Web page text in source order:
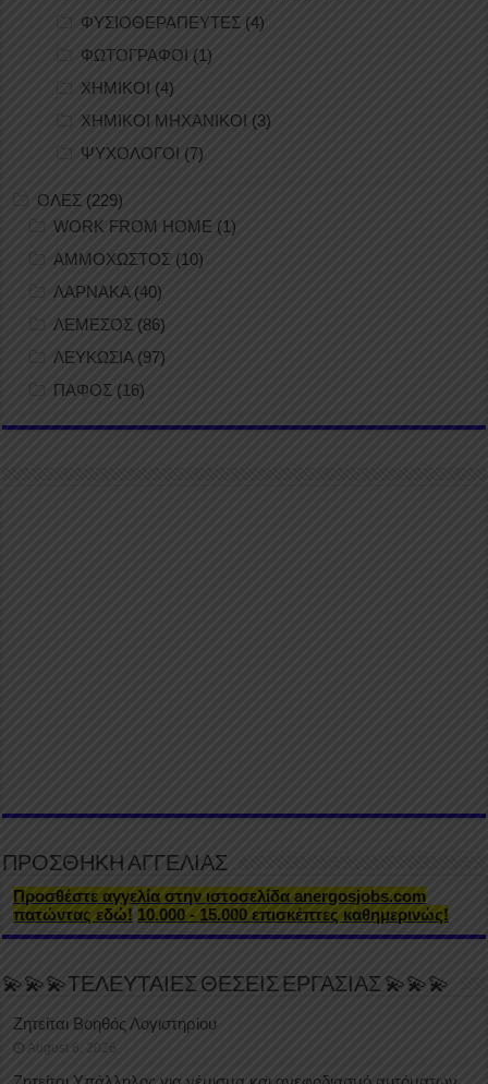
ΦΥΣΙΟΘΕΡΑΠΕΥΤΕΣ (4)
ΦΩΤΟΓΡΑΦΟΙ (1)
ΧΗΜΙΚΟΙ (4)
ΧΗΜΙΚΟΙ ΜΗΧΑΝΙΚΟΙ (3)
ΨΥΧΟΛΟΓΟΙ (7)
ΟΛΕΣ (229)
WORK FROM HOME (1)
ΑΜΜΟΧΩΣΤΟΣ (10)
ΛΑΡΝΑΚΑ(40)
ΛΕΜΕΣΟΣ (86)
ΛΕΥΚΩΣΙΑ(97)
ΠΑΦΟΣ (16)
ΠΡΟΣΘΗΚΗ ΑΓΓΕΛΙΑΣ
Προσθέστε αγγελία στην ιστοσελίδα anergosjobs.com
πατώντας εδώ! 10.000 - 15.000 επισκέπτες καθημερινώς!
💫💫💫ΤΕΛΕΥΤΑΙΕΣ ΘΕΣΕΙΣ ΕΡΓΑΣΙΑΣ 💫💫💫
Ζητείται Βοηθός Λογιστηρίου
August 6, 2026